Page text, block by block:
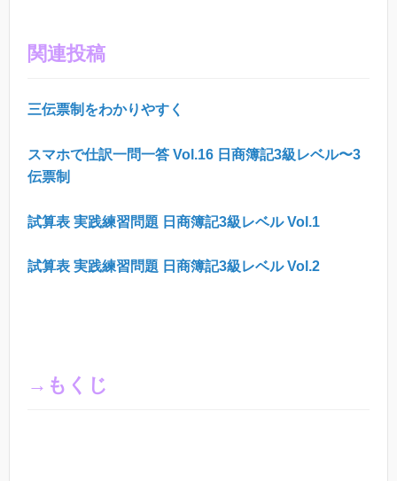
関連投稿
三伝票制をわかりやすく
スマホで仕訳一問一答 Vol.16 日商簿記3級レベル〜3
伝票制
試算表 実践練習問題 日商簿記3級レベル Vol.1
試算表 実践練習問題 日商簿記3級レベル Vol.2
→もくじ